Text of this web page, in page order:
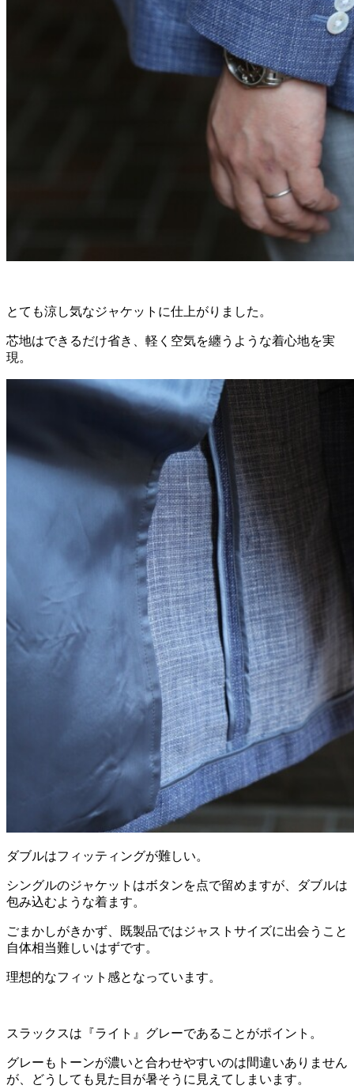
とても涼し気なジャケットに仕上がりました。
芯地はできるだけ省き、軽く空気を纏うような着心地を実
現。
ダブルはフィッティングが難しい。
シングルのジャケットはボタンを点で留めますが、ダブルは
包み込むような着ます。
ごまかしがきかず、既製品ではジャストサイズに出会うこと
自体相当難しいはずです。
理想的なフィット感となっています。
スラックスは『ライト』グレーであることがポイント。
グレーもトーンが濃いと合わせやすいのは間違いありません
が、どうしても見た目が暑そうに見えてしまいます。